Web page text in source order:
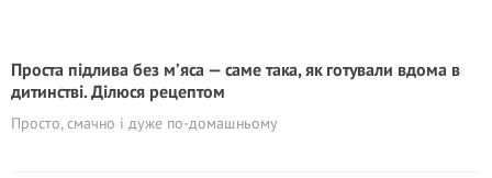
Проста підлива без м’яса — саме така, як готували вдома в
дитинстві. Ділюся рецептом
Просто, смачно і дуже по-домашньому